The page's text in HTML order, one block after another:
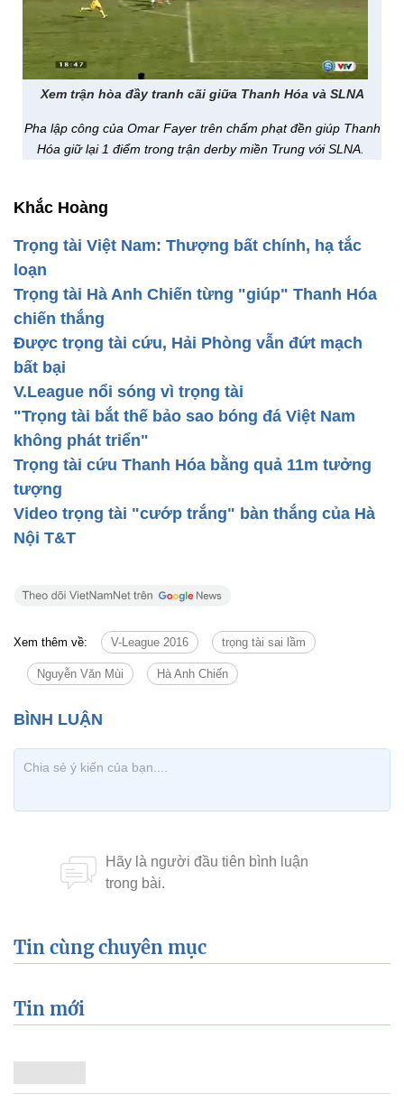
Video trọng tài "cướp trắng" bàn thắng của Hà Nội T&T
Tình huống từ chối bàn thắng mười mươi xảy ra trong trận Hà
Nội T&T tiếp Hải Phòng ở vòng 9 V.League, chiều 8/5.
Xem trận hòa đầy tranh cãi giữa Thanh Hóa và SLNA
Pha lập công của Omar Fayer trên chấm phạt đền giúp Thanh
Hóa giữ lại 1 điểm trong trận derby miền Trung với SLNA.
Khắc Hoàng
Trọng tài Việt Nam: Thượng bất chính, hạ tắc
loạn
Trọng tài Hà Anh Chiến từng "giúp" Thanh Hóa
chiến thắng
Được trọng tài cứu, Hải Phòng vẫn đứt mạch
V.League nổi sóng vì trọng tài
không phát triển"
Trọng tài cứu Thanh Hóa bằng quả 11m tưởng
tượng
Video trọng tài "cướp trắng" bàn thắng của Hà
Nguyễn Văn Mùi Hà Anh Chiến